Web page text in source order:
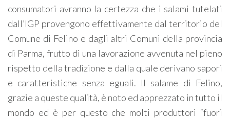
consumatori avranno la certezza che i salami tutelati
dall’IGP provengono effettivamente dal territorio del
Comune di Felino e dagli altri Comuni della provincia
di Parma, frutto di una lavorazione avvenuta nel pieno
rispetto della tradizione e dalla quale derivano sapori
e caratteristiche senza eguali. Il salame di Felino,
grazie a queste qualità, è noto ed apprezzato in tutto il
mondo ed è per questo che molti produttori “fuori